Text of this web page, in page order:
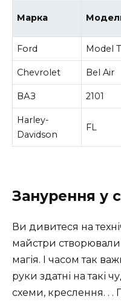
Марка
Ford Model T
Chevrolet Bel Air
ВАЗ 2101
Harley-
Davidson
FL
Занурення у
Ви дивитеся на
майстри
магія. І часом так
руки здатні на такі
схеми, креслення. . .